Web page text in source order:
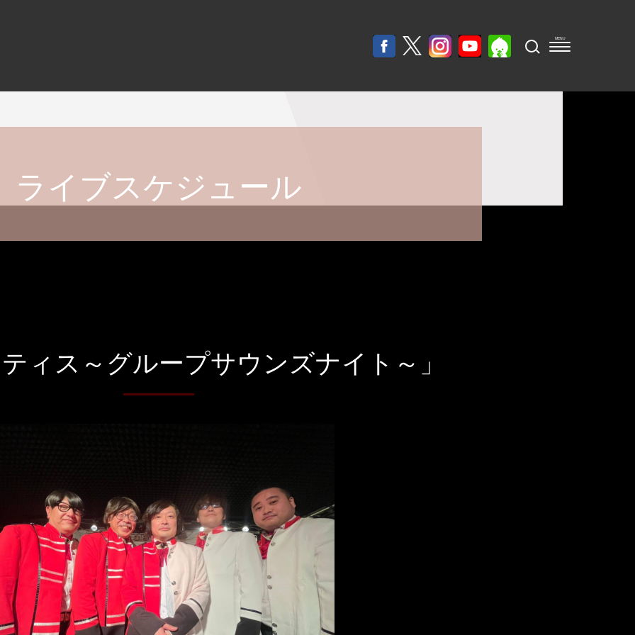
ライブスケジュール
ィス～グループサウンズナイト～」